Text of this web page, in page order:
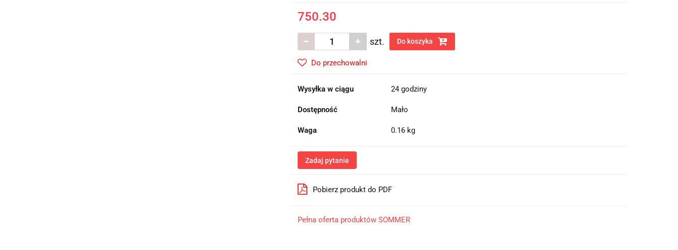
750.30
szt. Do koszyka
Do przechowalni
Wysyłka w ciągu 24 godziny
Dostępność Mało
Waga 0.16 kg
Zadaj pytanie
Pobierz produkt do PDF
Pełna oferta produktów SOMMER